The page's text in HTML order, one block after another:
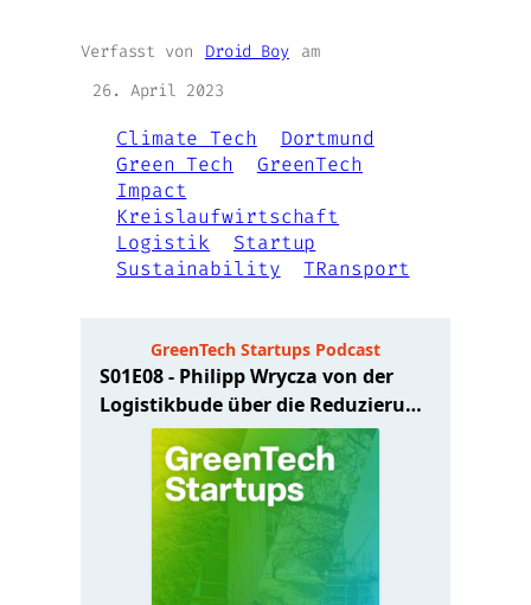
Verfasst von Droid Boy am
26. April 2023
Climate Tech
Dortmund
Green Tech
GreenTech
Impact
Kreislaufwirtschaft
Logistik
Startup
Sustainability
TRansport